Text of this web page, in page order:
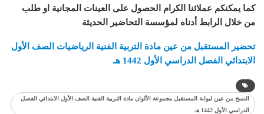
كما يمكنكم عملائنا الكرام الحصول على العينات المجانية او طلب
من خلال الرابط أدناه لمؤسسة التحاضير الحديثة
تحضير المستقبل من عين مادة التربية الفنية الرياضيات الصف الأول
الابتدائي الفصل الدراسي الأول 1442 هـ
النسخ من عين لبوابة المستقبل مجموعة الألوان مادة التربية الفنية الصف الأول الابتدائي الفصل
الدراسي الأول 1442 هـ